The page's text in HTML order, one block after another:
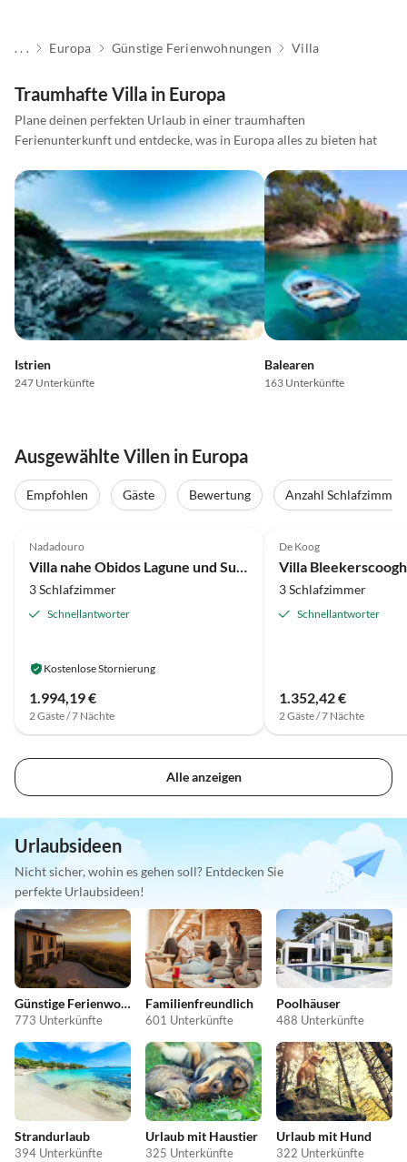
. . . Europa Günstige Ferienwohnungen Villa
Traumhafte Villa in Europa
Plane deinen perfekten Urlaub in einer traumhaften
Ferienunterkunft und entdecke, was in Europa alles zu bieten hat
Istrien
247 Unterkünfte
Balearen
163 Unterkünfte
Ausgewählte Villen in Europa
Empfohlen Gäste Bewertung
Anzahl Schlafzimmer
Nadadouro
Villa nahe Obidos Lagune und Surfstrände
3 Schlafzimmer
Schnellantworter
Kostenlose Stornierung
1.994,19 €
2 Gäste / 7 Nächte
De Koog
Villa
3 Schlafzimmer
Schnellantworter
1.352,42 €
2 Gäste / 7 Nächte
Alle anzeigen
Urlaubsideen
Nicht sicher, wohin es gehen soll? Entdecken Sie
perfekte Urlaubsideen!
Günstige Ferienwohnungen
773 Unterkünfte
Familienfreundlich
601 Unterkünfte
Poolhäuser
488 Unterkünfte
Strandurlaub
394 Unterkünfte
Urlaub mit Haustier
325 Unterkünfte
Urlaub mit Hund
322 Unterkünfte